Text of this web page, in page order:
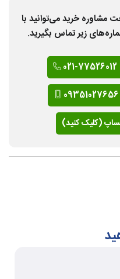
خرید می‌توانید با
زیر تماس بگیرید.
021-77526012
09351027656
(کلیک کنید)